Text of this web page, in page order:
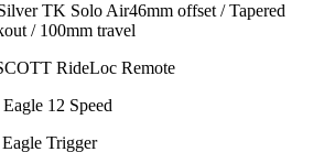
TK Solo Air46mm offset / Tapered
/ 100mm travel
RideLoc Remote
12 Speed
Trigger